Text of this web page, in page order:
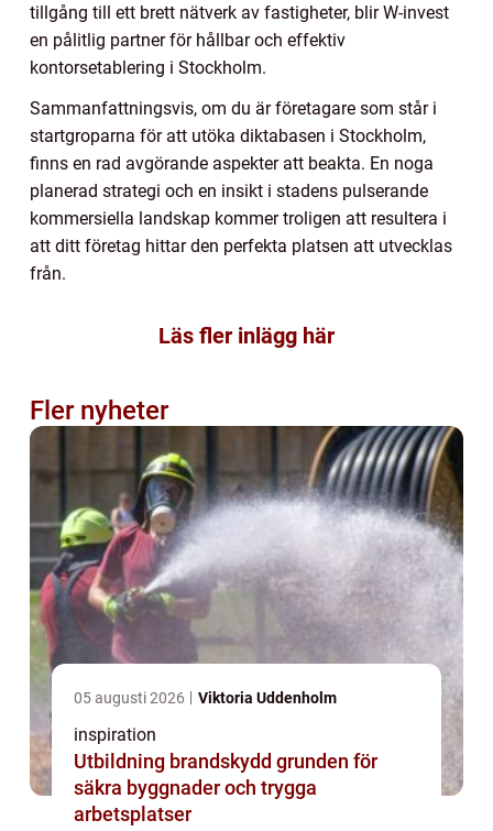
tillgång till ett brett nätverk av fastigheter, blir W-invest
en pålitlig partner för hållbar och effektiv
kontorsetablering i Stockholm.
Sammanfattningsvis, om du är företagare som står i
startgroparna för att utöka diktabasen i Stockholm,
finns en rad avgörande aspekter att beakta. En noga
planerad strategi och en insikt i stadens pulserande
kommersiella landskap kommer troligen att resultera i
att ditt företag hittar den perfekta platsen att utvecklas
från.
Läs fler inlägg här
Fler nyheter
05 augusti 2026 Viktoria Uddenholm
inspiration
Utbildning brandskydd grunden för
säkra byggnader och trygga
arbetsplatser